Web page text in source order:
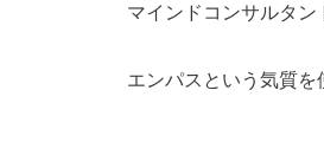
マインドコンサルタン
エンパスという気質